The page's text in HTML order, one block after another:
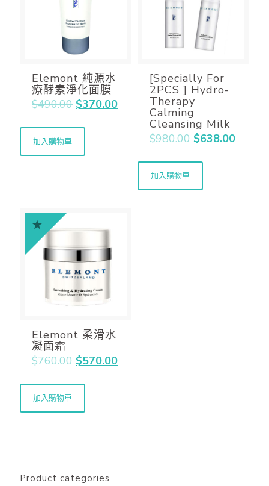
Elemont 純源水
療酵素淨化面膜
$490.00 $370.00
加入購物車
[Specially For
2PCS ] Hydro-
Therapy
Calming
Cleansing Milk
$980.00 $638.00
加入購物車
Elemont 柔滑水
凝面霜
$760.00 $570.00
加入購物車
Product categories